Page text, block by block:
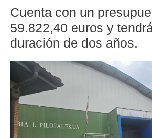
Cuenta con un
59.822,40 euros y
duración de dos años.